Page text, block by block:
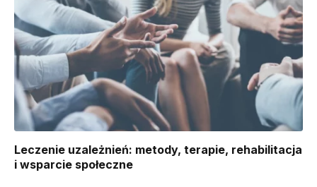
Leczenie uzależnień: metody, terapie, rehabilitacja
i wsparcie społeczne